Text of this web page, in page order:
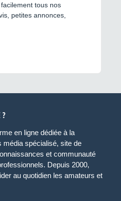
tous nos
petites annonces,
?
en ligne dédiée à la
média spécialisé, site de
et communauté
Depuis 2000,
au quotidien les amateurs et